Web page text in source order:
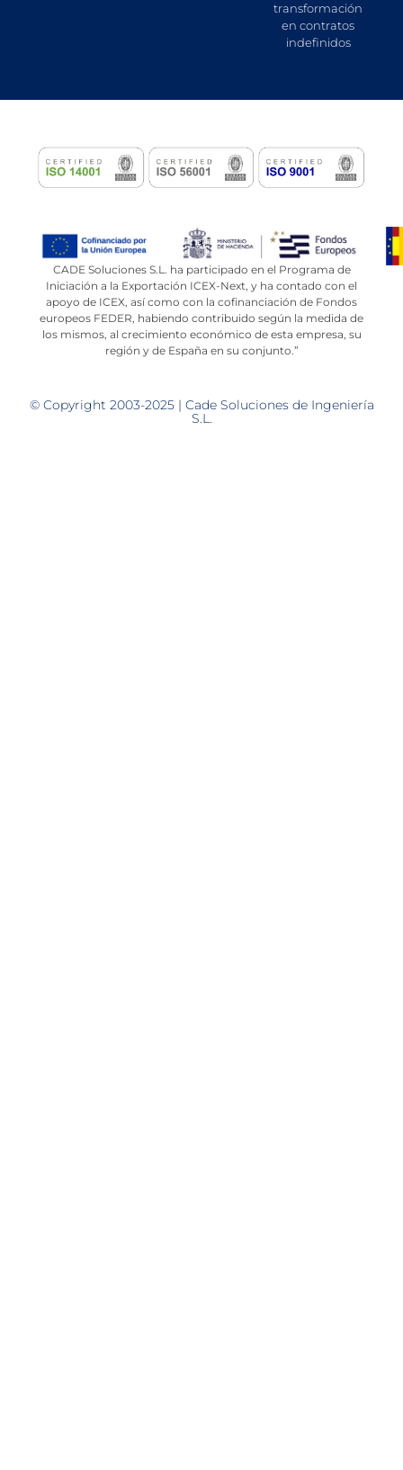
transformación
en contratos
indefinidos
CADE Soluciones S.L. ha participado en el Programa de
Iniciación a la Exportación ICEX-Next, y ha contado con el
apoyo de ICEX, así como con la cofinanciación de Fondos
europeos FEDER, habiendo contribuido según la medida de
los mismos, al crecimiento económico de esta empresa, su
región y de España en su conjunto.”
© Copyright 2003-2025 | Cade Soluciones de Ingeniería
S.L.